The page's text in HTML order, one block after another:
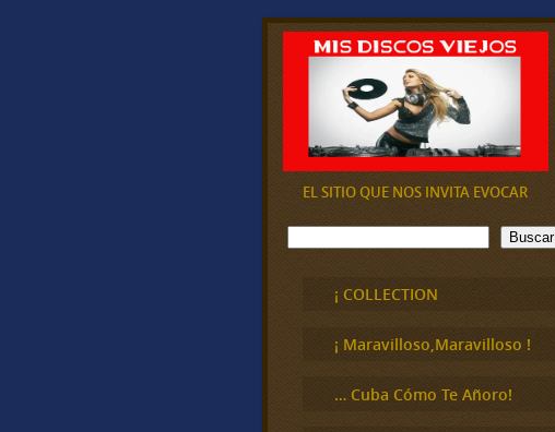
EL SITIO QUE NOS INVITA EVOCAR
B
u
Buscar
¡ COLLECTION
¡ Maravilloso,Maravilloso !
… Cuba Cómo Te Añoro!